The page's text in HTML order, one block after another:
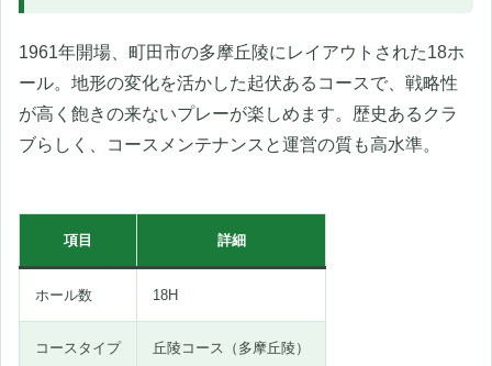
1961年開場、町田市の多摩丘陵にレイアウトされた18ホ
ール。地形の変化を活かした起伏あるコースで、戦略性
が高く飽きの来ないプレーが楽しめます。歴史あるクラ
ブらしく、コースメンテナンスと運営の質も高水準。
項目 詳細
ホール数 18H
コースタイプ 丘陵コース（多摩丘陵）